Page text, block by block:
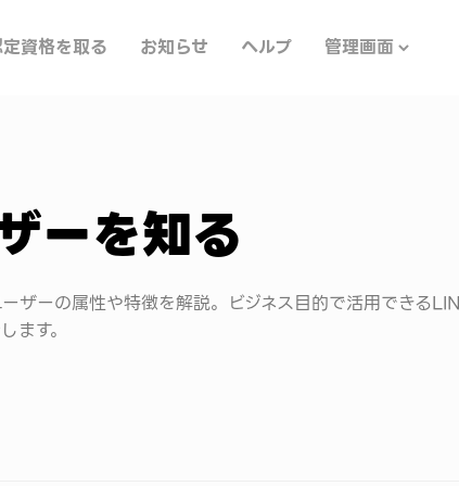
資格を取る お知らせ ヘルプ 管理画面
ーを知る
ザーの属性や特徴を解説。ビジネス目的で活用できる
ます。